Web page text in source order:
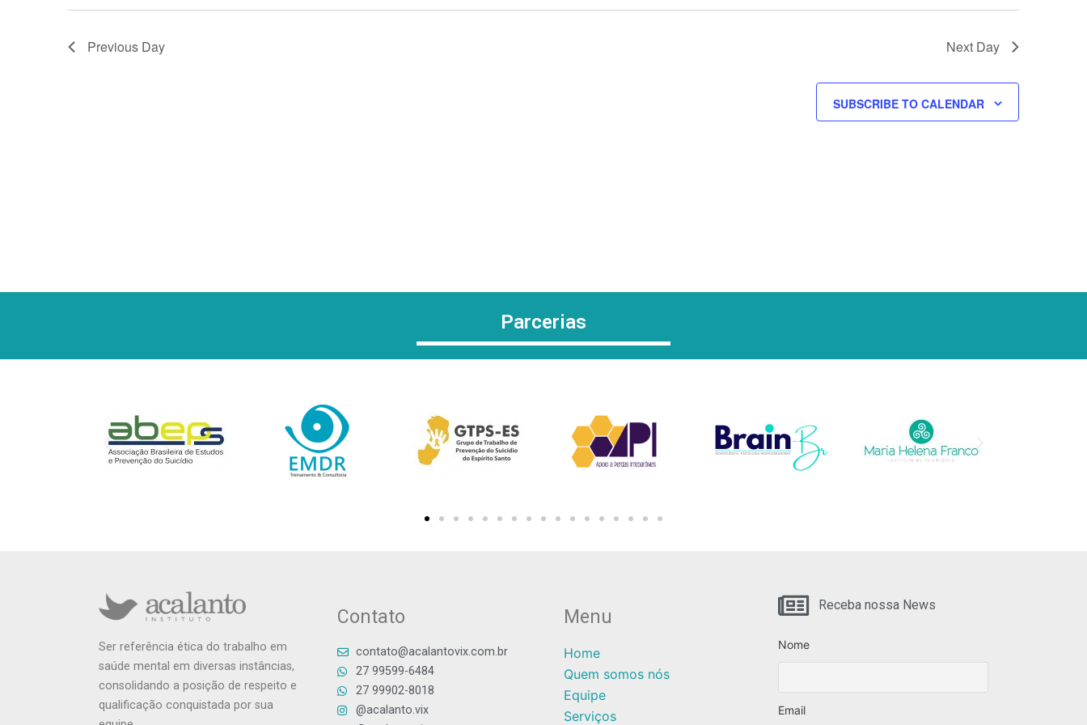
Previous Day Next Day
SUBSCRIBE TO CALENDAR
Parcerias
Ser referência ética do trabalho em
saúde mental em diversas instâncias,
consolidando a posição de respeito e
qualificação conquistada por sua
Contato
contato@acalantovix.com.br
27 99599-6484
27 99902-8018
@acalanto.vix
Menu
Home
Quem somos nós
Equipe
Serviços
Receba nossa News
Nome
Email